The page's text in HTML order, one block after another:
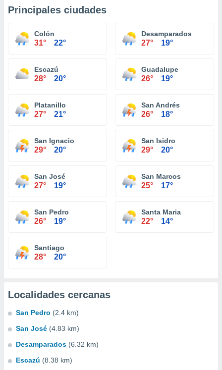
Principales ciudades
Colón
31° 22°
Desamparados
27° 19°
Escazú
28° 20°
Guadalupe
26° 19°
Platanillo
27° 21°
San Andrés
26° 18°
San Ignacio
29° 20°
San Isidro
29° 20°
San José
27° 19°
San Marcos
25° 17°
San Pedro
26° 19°
Santa Maria
22° 14°
Santiago
28° 20°
Localidades cercanas
San Pedro (2.4 km)
San José (4.83 km)
Desamparados (6.32 km)
Escazú (8.38 km)